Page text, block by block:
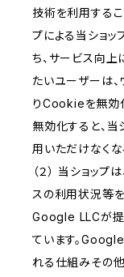
技術を利用するこ
プによる当ショ
ち、サービス向
たいユーザーは、
りCookieを無効
無効化すると、
用いただけなくな
（２） 当ショッ
スの利用状況等
Google LLCが提
ています。
れる仕組みその